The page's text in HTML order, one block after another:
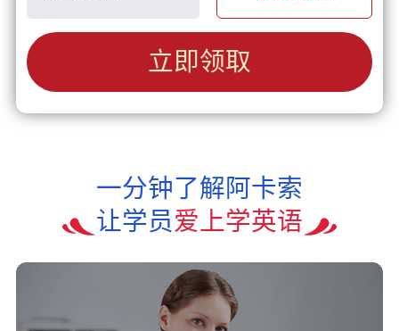
立即领取
一分钟了解阿卡索
让学员爱上学英语